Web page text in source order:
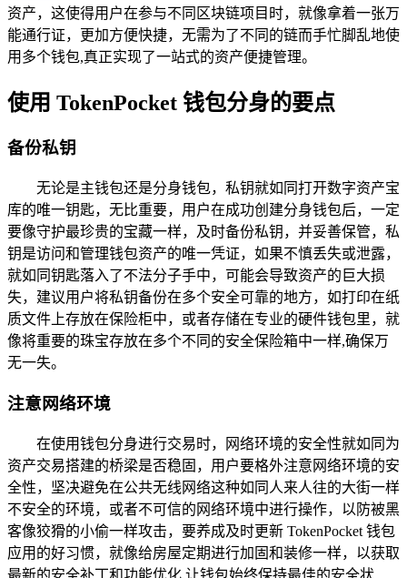
资产，这使得用户在参与不同区块链项目时，就像拿着一张万
能通行证，更加方便快捷，无需为了不同的链而手忙脚乱地使
用多个钱包,真正实现了一站式的资产便捷管理。
使用 TokenPocket 钱包分身的要点
备份私钥
无论是主钱包还是分身钱包，私钥就如同打开数字资产宝
库的唯一钥匙，无比重要，用户在成功创建分身钱包后，一定
要像守护最珍贵的宝藏一样，及时备份私钥，并妥善保管，私
钥是访问和管理钱包资产的唯一凭证，如果不慎丢失或泄露，
就如同钥匙落入了不法分子手中，可能会导致资产的巨大损
失，建议用户将私钥备份在多个安全可靠的地方，如打印在纸
质文件上存放在保险柜中，或者存储在专业的硬件钱包里，就
像将重要的珠宝存放在多个不同的安全保险箱中一样,确保万
无一失。
注意网络环境
在使用钱包分身进行交易时，网络环境的安全性就如同为
资产交易搭建的桥梁是否稳固，用户要格外注意网络环境的安
全性，坚决避免在公共无线网络这种如同人来人往的大街一样
不安全的环境，或者不可信的网络环境中进行操作，以防被黑
客像狡猾的小偷一样攻击，要养成及时更新 TokenPocket 钱包
应用的好习惯，就像给房屋定期进行加固和装修一样，以获取
最新的安全补丁和功能优化,让钱包始终保持最佳的安全状